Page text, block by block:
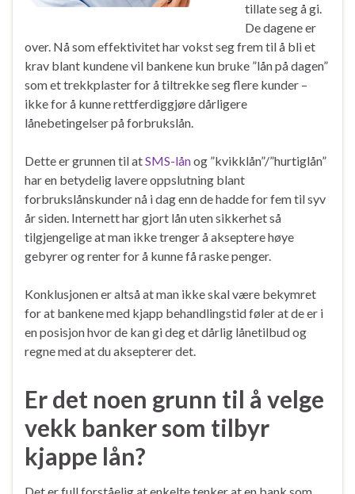
tillate seg å gi.
De dagene er
over. Nå som effektivitet har vokst seg frem til å bli et
krav blant kundene vil bankene kun bruke ”lån på dagen”
som et trekkplaster for å tiltrekke seg flere kunder –
ikke for å kunne rettferdiggjøre dårligere
lånebetingelser på forbrukslån.
Dette er grunnen til atSMS-lånog ”kvikklån”/”hurtiglån”
har en betydelig lavere oppslutning blant
forbrukslånskunder nå i dag enn de hadde for fem til syv
år siden. Internett har gjort lån uten sikkerhet så
tilgjengelige at man ikke trenger å akseptere høye
gebyrer og renter for å kunne få raske penger.
Konklusjonen er altså at man ikke skal være bekymret
for at bankene med kjapp behandlingstid føler at de er i
en posisjon hvor de kan gi deg et dårlig lånetilbud og
regne med at du aksepterer det.
Er det noen grunn til å velge
vekk banker som tilbyr
kjappe lån?
Det er full forståelig at enkelte tenker at en bank som